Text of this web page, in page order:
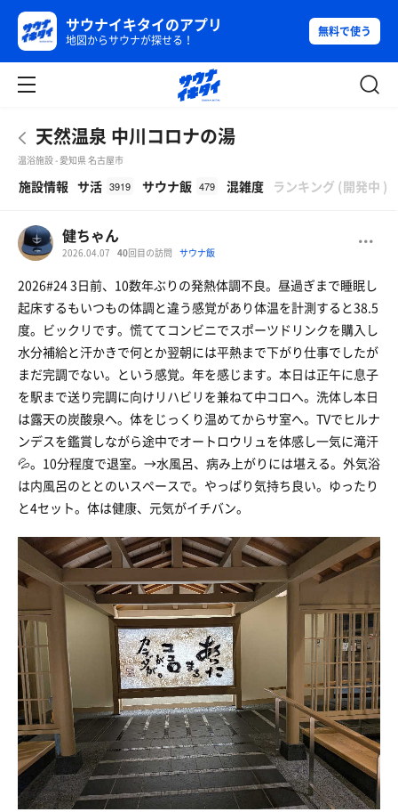
サウナイキタイのアプリ
地図からサウナが探せる！
無料で使う
天然温泉 中川コロナの湯
温浴施設 - 愛知県 名古屋市
施設情報 サ活 3919 サウナ飯 479 混雑度 ランキング (開発中 )
健ちゃん
2026.04.07 40回目の訪問 サウナ飯
2026#24 3日前、10数年ぶりの発熱体調不良。昼過ぎまで睡眠し
起床するもいつもの体調と違う感覚があり体温を計測すると38.5
度。ビックリです。慌ててコンビニでスポーツドリンクを購入し
水分補給と汗かきで何とか翌朝には平熱まで下がり仕事でしたが
まだ完調でない。という感覚。年を感じます。本日は正午に息子
を駅まで送り完調に向けリハビリを兼ねて中コロへ。洗体し本日
は露天の炭酸泉へ。体をじっくり温めてからサ室へ。TVでヒルナ
ンデスを鑑賞しながら途中でオートロウリュを体感し一気に滝汗
💦。10分程度で退室。→水風呂、病み上がりには堪える。外気浴
は内風呂のととのいスペースで。やっぱり気持ち良い。ゆったり
と4セット。体は健康、元気がイチバン。